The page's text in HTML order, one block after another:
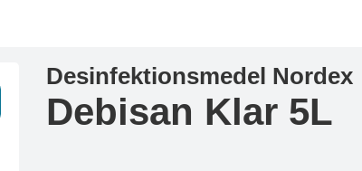
Desinfektionsmedel Nordex
Debisan Klar 5L